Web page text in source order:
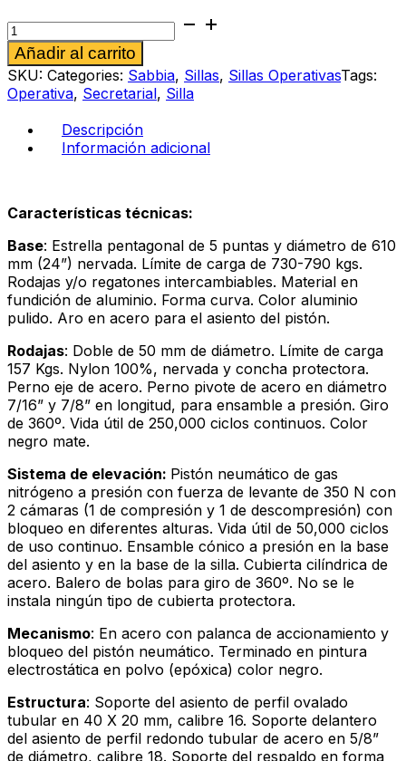
Silla
operativa
Sabbia
286
al
arena
Añadir al carrito
SKU: Categories: Sabbia, Sillas, Sillas OperativasTags:
Operativa, Secretarial, Silla
Descripción
Información adicional
Características técnicas:
Base: Estrella pentagonal de 5 puntas y diámetro de 610
mm (24”) nervada. Límite de carga de 730-790 kgs.
Rodajas y/o regatones intercambiables. Material en
fundición de aluminio. Forma curva. Color aluminio
pulido. Aro en acero para el asiento del pistón.
Rodajas: Doble de 50 mm de diámetro. Límite de carga
157 Kgs. Nylon 100%, nervada y concha protectora.
Perno eje de acero. Perno pivote de acero en diámetro
7/16” y 7/8” en longitud, para ensamble a presión. Giro
de 360º. Vida útil de 250,000 ciclos continuos. Color
negro mate.
Sistema de elevación: Pistón neumático de gas
nitrógeno a presión con fuerza de levante de 350 N con
2 cámaras (1 de compresión y 1 de descompresión) con
bloqueo en diferentes alturas. Vida útil de 50,000 ciclos
de uso continuo. Ensamble cónico a presión en la base
del asiento y en la base de la silla. Cubierta cilíndrica de
acero. Balero de bolas para giro de 360º. No se le
instala ningún tipo de cubierta protectora.
Mecanismo: En acero con palanca de accionamiento y
bloqueo del pistón neumático. Terminado en pintura
electrostática en polvo (epóxica) color negro.
Estructura: Soporte del asiento de perfil ovalado
tubular en 40 X 20 mm, calibre 16. Soporte delantero
del asiento de perfil redondo tubular de acero en 5/8”
de diámetro, calibre 18. Soporte del respaldo en forma